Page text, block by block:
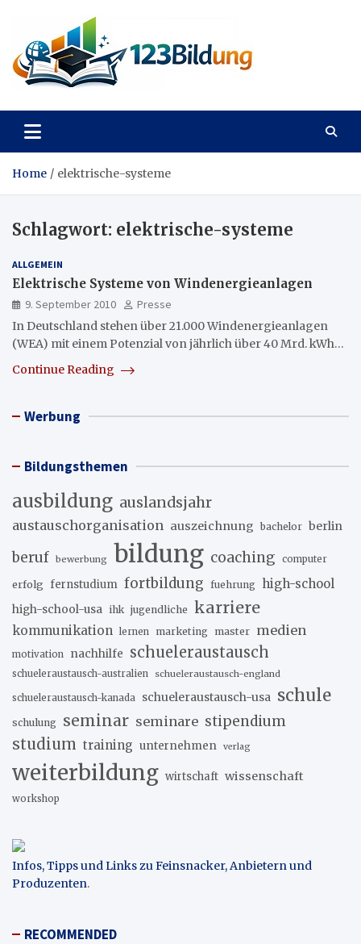
content
123Bildung
Home elektrische-systeme
Schlagwort: elektrische-systeme
ALLGEMEIN
Elektrische Systeme von Windenergieanlagen
9. September 2010
Presse
In Deutschland stehen über 21.000 Windenergieanlagen
(WEA) mit einem Potenzial von jährlich über 40 Mrd. kWh…
Continue Reading
Werbung
Bildungsthemen
ausbildung auslandsjahr
austauschorganisation auszeichnung bachelor berlin
beruf bewerbung bildung coaching computer
erfolg fernstudium fortbildung fuehrung high-school
high-school-usa ihk jugendliche karriere
kommunikation lernen marketing master medien
motivation nachhilfe schueleraustausch
schueleraustausch-australien schueleraustausch-england
schueleraustausch-kanada schueleraustausch-usa schule
schulung seminar seminare stipendium
studium training unternehmen verlag
weiterbildung wirtschaft wissenschaft
workshop
Infos, Tipps und Links zu Feinsnacker, Anbietern und
Produzenten.
RECOMMENDED